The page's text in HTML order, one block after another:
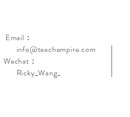
Email：
info@teachempire.com
Wechat：
Ricky_Wang_